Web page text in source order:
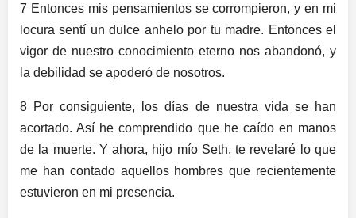
7 Entonces mis pensamientos se corrompieron, y en mi
locura sentí un dulce anhelo por tu madre. Entonces el
vigor de nuestro conocimiento eterno nos abandonó, y
la debilidad se apoderó de nosotros.
8 Por consiguiente, los días de nuestra vida se han
acortado. Así he comprendido que he caído en manos
de la muerte. Y ahora, hijo mío Seth, te revelaré lo que
me han contado aquellos hombres que recientemente
estuvieron en mi presencia.